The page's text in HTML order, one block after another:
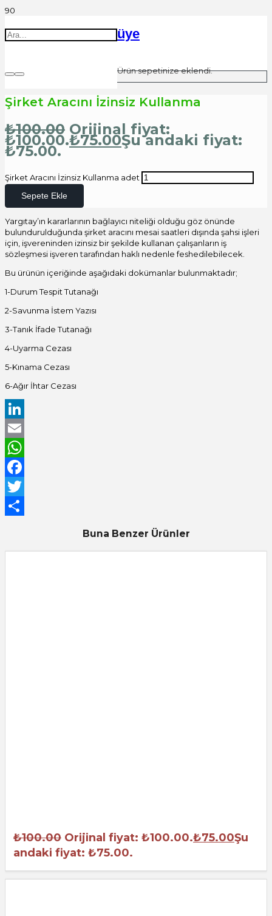
üye
Ürünsepetinize eklendi.
Şirket Aracını İzinsiz Kullanma
₺100.00 Orijinal fiyat:
₺100.00.₺75.00Şu andaki fiyat:
₺75.00.
Şirket Aracını İzinsiz Kullanma adet
Sepete Ekle
Yargıtay’ın kararlarının bağlayıcı niteliği olduğu göz önünde
bulundurulduğunda şirket aracını mesai saatleri dışında şahsi işleri
için, işvereninden izinsiz bir şekilde kullanan çalışanların iş
sözleşmesi işveren tarafından haklı nedenle feshedilebilecek.
Bu ürünün içeriğinde aşağıdaki dokümanlar bulunmaktadır;
1-Durum Tespit Tutanağı
2-Savunma İstem Yazısı
3-Tanık İfade Tutanağı
4-Uyarma Cezası
5-Kınama Cezası
6-Ağır İhtar Cezası
LinkedIn
Email
WhatsApp
Facebook
Twitter
Buna Benzer Ürünler
₺100.00 Orijinal fiyat: ₺100.00.₺75.00Şu
andaki fiyat: ₺75.00.